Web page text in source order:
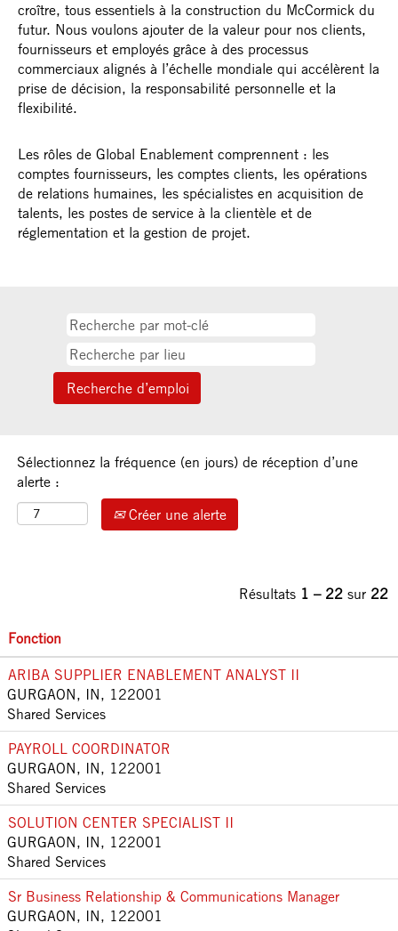
croître, tous essentiels à la construction du McCormick du
futur. Nous voulons ajouter de la valeur pour nos clients,
fournisseurs et employés grâce à des processus
commerciaux alignés à l’échelle mondiale qui accélèrent la
prise de décision, la responsabilité personnelle et la
flexibilité.
Les rôles de Global Enablement comprennent : les
comptes fournisseurs, les comptes clients, les opérations
de relations humaines, les spécialistes en acquisition de
talents, les postes de service à la clientèle et de
réglementation et la gestion de projet.
Sélectionnez la fréquence (en jours) de réception d’une
alerte :
Créer une alerte
Résultats 1 – 22 sur 22
Fonction
ARIBA SUPPLIER ENABLEMENT ANALYST II
GURGAON, IN, 122001
Shared Services
PAYROLL COORDINATOR
GURGAON, IN, 122001
Shared Services
SOLUTION CENTER SPECIALIST II
GURGAON, IN, 122001
Shared Services
Sr Business Relationship & Communications Manager
GURGAON, IN, 122001